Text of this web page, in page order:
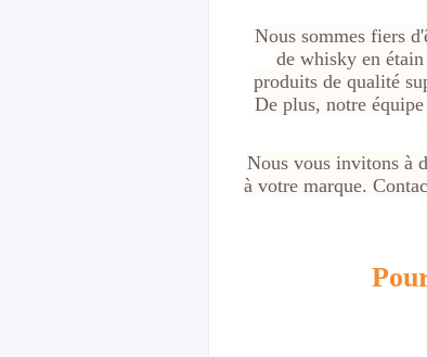
Nous sommes fiers
de whisky en
produits de qualité
De plus, notre
Nous vous invitons à
à votre marque.